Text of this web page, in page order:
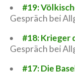
#19:
Gespräch bei
#18: Krieger
Gespräch bei
#17: Die